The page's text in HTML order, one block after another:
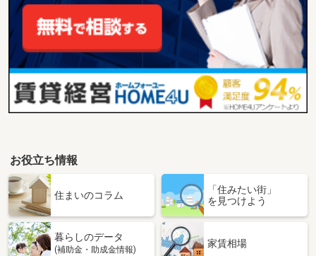
お役立ち情報
住まいのコラム
「住みたい街」
を見つけよう
暮らしのデータ
(補助金・助成金情報)
家賃相場